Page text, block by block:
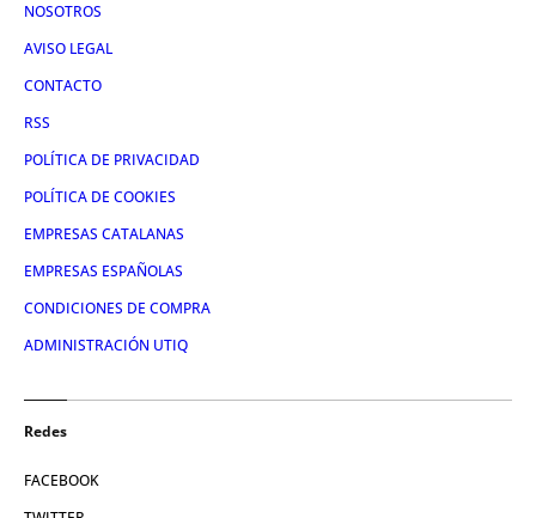
NOSOTROS
AVISO LEGAL
CONTACTO
RSS
POLÍTICA DE PRIVACIDAD
POLÍTICA DE COOKIES
EMPRESAS CATALANAS
EMPRESAS ESPAÑOLAS
CONDICIONES DE COMPRA
ADMINISTRACIÓN UTIQ
Redes
FACEBOOK